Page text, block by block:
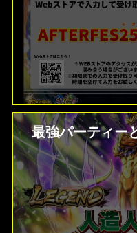
最強パーティーとランキング！【7/29更